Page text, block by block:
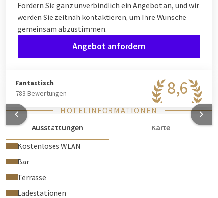
Fordern Sie ganz unverbindlich ein Angebot an, und wir
werden Sie zeitnah kontaktieren, um Ihre Wünsche
gemeinsam abzustimmen.
Angebot anfordern
8,6
Fantastisch
783 Bewertungen
HOTELINFORMATIONEN
Ausstattungen
Karte
Kostenloses WLAN
Bar
Terrasse
Ladestationen